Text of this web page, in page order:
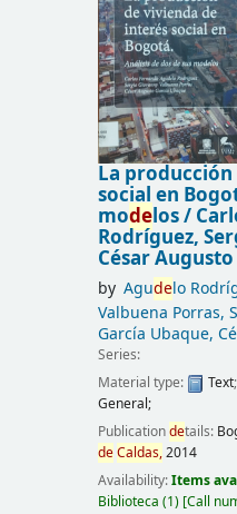
La producción
social en
modelos /
Rodríguez,
César
by Agudelo
Valbuena Porras,
García Ubaque,
Series:
Material type:
Text
General;
Publicationdetails:
deCaldas,2014
Availability:Items
Biblioteca (1) Call